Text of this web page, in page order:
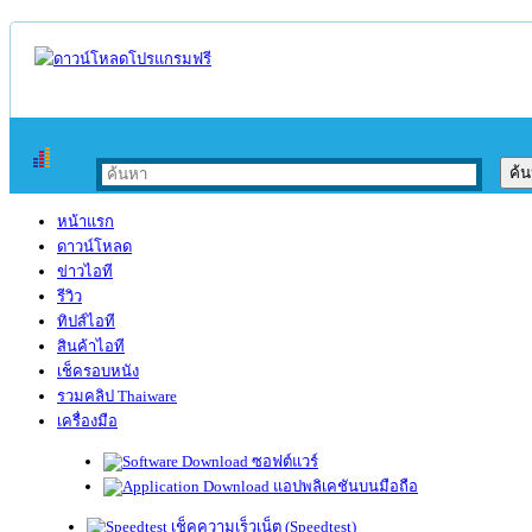
หน้าแรก
ดาวน์โหลด
ข่าวไอที
รีวิว
ทิปส์ไอที
สินค้าไอที
เช็ครอบหนัง
รวมคลิป Thaiware
เครื่องมือ
ซอฟต์แวร์
แอปพลิเคชันบนมือถือ
เช็คความเร็วเน็ต (Speedtest)